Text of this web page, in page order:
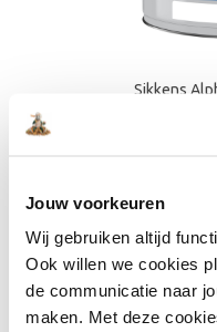
Jouw voorkeuren
Wij gebruiken altijd
Ook willen we cookies
de communicatie naar
maken. Met deze
Sikkens
Eigenschappen:Een
reinigbaarheid. Deze verf
geschikt voor gebruik in